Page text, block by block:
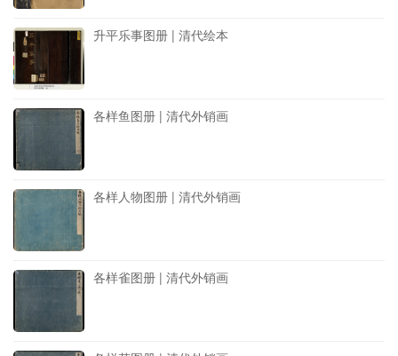
升平乐事图册 | 清代绘本
各样鱼图册 | 清代外销画
各样人物图册 | 清代外销画
各样雀图册 | 清代外销画